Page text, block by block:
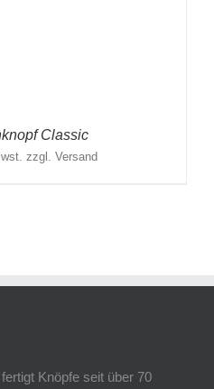
Classic
zzgl. Versand
Knöpfe seit über 70